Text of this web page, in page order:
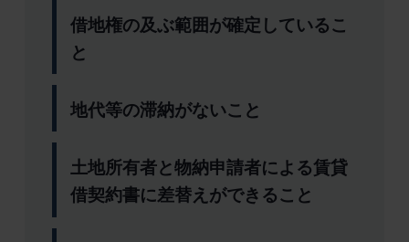
借地権の及ぶ範囲が確定しているこ
と
地代等の滞納がないこと
土地所有者と物納申請者による賃貸
借契約書に差替えができること